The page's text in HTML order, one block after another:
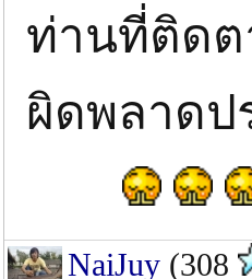
ท่านที่ติด
ผิดพลาด
NaiJuy (308